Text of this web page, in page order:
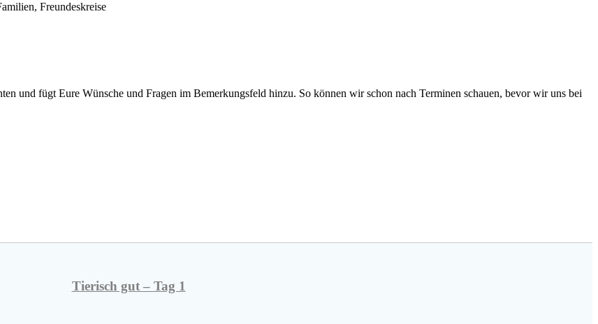
Freundeskreise
und fügt Eure Wünsche und Fragen im Bemerkungsfeld hinzu. So können wir schon nach Terminen schauen, bevor wir uns bei
Tierisch gut – Tag 1